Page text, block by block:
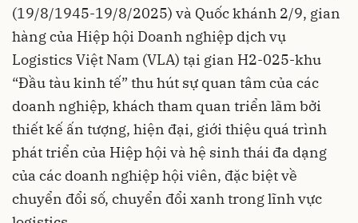
(19/8/1945-19/8/2025) và Quốc khánh 2/9, gian
hàng của Hiệp hội Doanh nghiệp dịch vụ
Logistics Việt Nam (VLA) tại gian H2-025-khu
“Đầu tàu kinh tế” thu hút sự quan tâm của các
doanh nghiệp, khách tham quan triển lãm bởi
thiết kế ấn tượng, hiện đại, giới thiệu quá trình
phát triển của Hiệp hội và hệ sinh thái đa dạng
của các doanh nghiệp hội viên, đặc biệt về
chuyển đổi số, chuyển đổi xanh trong lĩnh vực